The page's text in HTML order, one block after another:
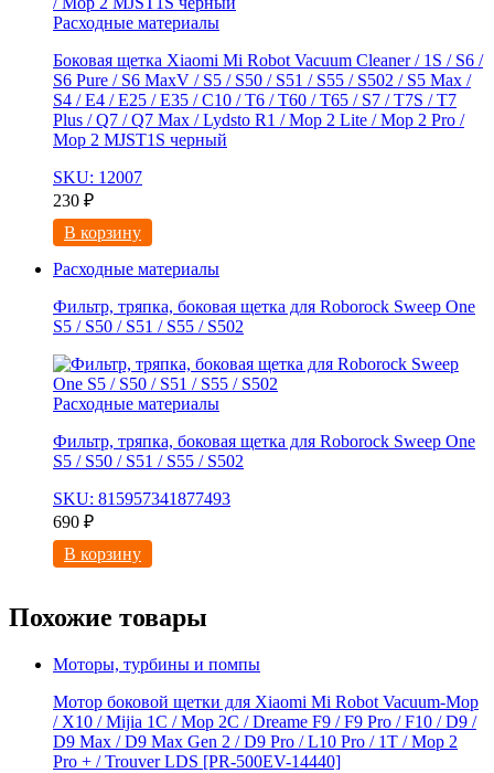
Расходные материалы
Боковая щетка Xiaomi Mi Robot Vacuum Cleaner / 1S / S6 /
S6 Pure / S6 MaxV / S5 / S50 / S51 / S55 / S502 / S5 Max /
S4 / E4 / E25 / E35 / C10 / T6 / T60 / T65 / S7 / T7S / T7
Plus / Q7 / Q7 Max / Lydsto R1 / Mop 2 Lite / Mop 2 Pro /
Mop 2 MJST1S черный
SKU: 12007
230 ₽
В корзину
Расходные материалы
Фильтр, тряпка, боковая щетка для Roborock Sweep One
S5 / S50 / S51 / S55 / S502
Расходные материалы
Фильтр, тряпка, боковая щетка для Roborock Sweep One
S5 / S50 / S51 / S55 / S502
SKU: 815957341877493
690 ₽
В корзину
Похожие товары
Моторы, турбины и помпы
Мотор боковой щетки для Xiaomi Mi Robot Vacuum-Mop
/ X10 / Mijia 1C / Mop 2C / Dreame F9 / F9 Pro / F10 / D9 /
D9 Max / D9 Мах Gen 2 / D9 Pro / L10 Pro / 1T / Mop 2
Pro + / Trouver LDS [PR-500EV-14440]